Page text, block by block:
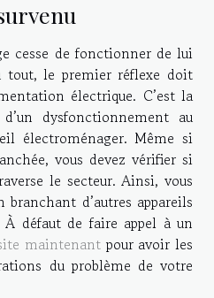
cesse de fonctionner de lui
tout, le premier réflexe doit
électrique. C’est la
dysfonctionnement au
électroménager. Même si
vous devez vérifier si
le secteur. Ainsi, vous
d’autres appareils
défaut de faire appel à un
maintenantpour avoir les
du problème de votre